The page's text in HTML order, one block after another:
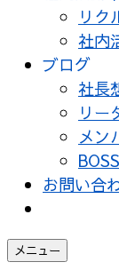
リク
社内
ブログ
社長
リー
メン
お問い合
メニュー